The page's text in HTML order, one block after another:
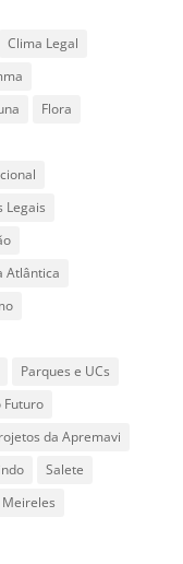
Clima Legal
Flora
Legais
Atlântica
Parques e UCs
Futuro
da Apremavi
Salete